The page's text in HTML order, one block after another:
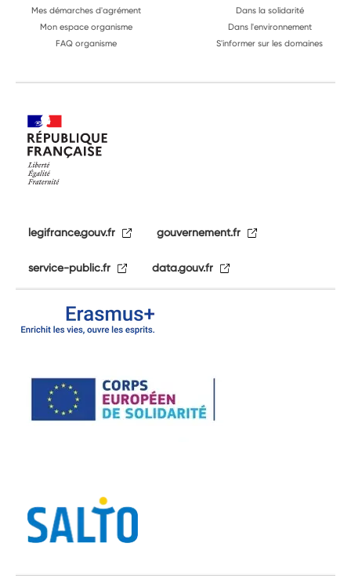
Mes démarches d'agrément
Mon espace organisme
FAQ organisme
Dans la solidarité
Dans l'environnement
S'informer sur les domaines
legifrance.gouv.fr gouvernement.fr
service-public.fr data.gouv.fr